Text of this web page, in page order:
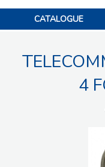
CATALOGUE
4